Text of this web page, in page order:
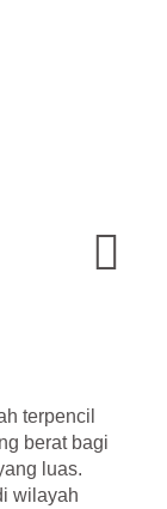
terpencil
berat bagi
luas.
wilayah